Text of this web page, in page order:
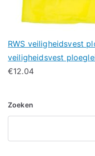
RWS veiligheidsvest
veiligheidsvest
€12.04
Zoeken